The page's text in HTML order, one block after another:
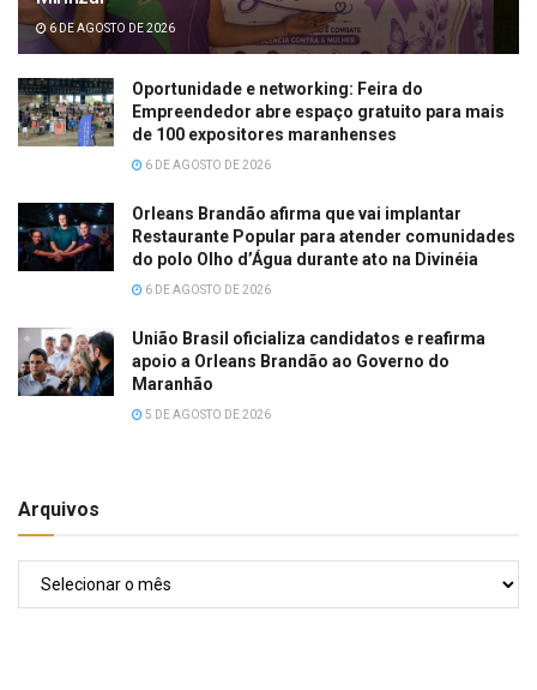
6 DE AGOSTO DE 2026
Oportunidade e networking: Feira do
Empreendedor abre espaço gratuito para mais
de 100 expositores maranhenses
6 DE AGOSTO DE 2026
Orleans Brandão afirma que vai implantar
Restaurante Popular para atender comunidades
do polo Olho d’Água durante ato na Divinéia
6 DE AGOSTO DE 2026
União Brasil oficializa candidatos e reafirma
apoio a Orleans Brandão ao Governo do
Maranhão
5 DE AGOSTO DE 2026
Arquivos